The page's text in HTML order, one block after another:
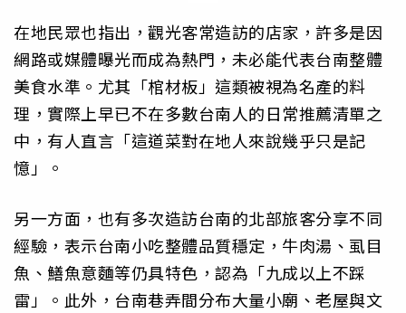
在地民眾也指出，觀光客常造訪的店家，許多是因
網路或媒體曝光而成為熱門，未必能代表台南整體
美食水準。尤其「棺材板」這類被視為名產的料
理，實際上早已不在多數台南人的日常推薦清單之
中，有人直言「這道菜對在地人來說幾乎只是記
憶」。
另一方面，也有多次造訪台南的北部旅客分享不同
經驗，表示台南小吃整體品質穩定，牛肉湯、虱目
魚、鱔魚意麵等仍具特色，認為「九成以上不踩
雷」。此外，台南巷弄間分布大量小廟、老屋與文